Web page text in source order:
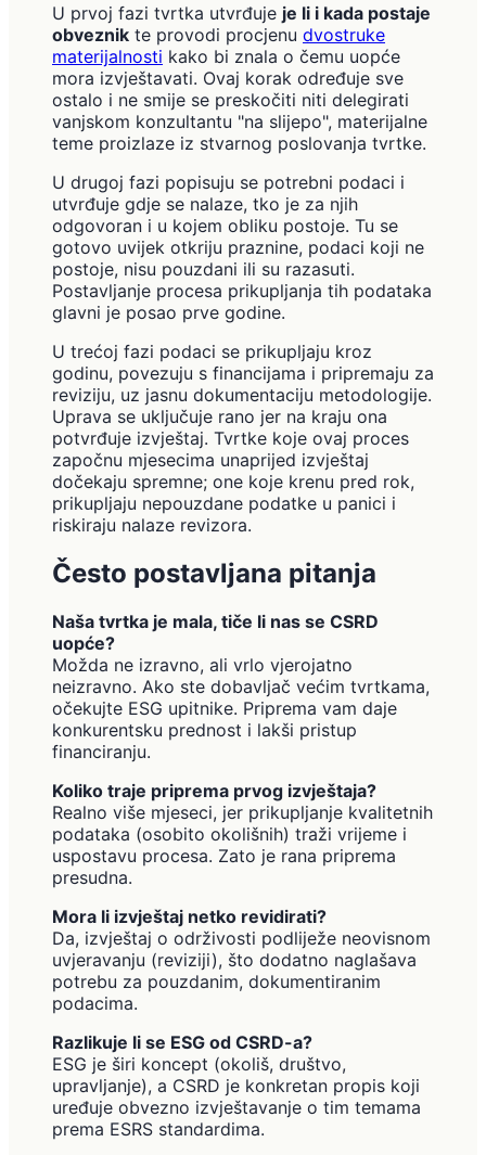
U prvoj fazi tvrtka utvrđuje je li i kada postaje
obveznik te provodi procjenu dvostruke
materijalnosti kako bi znala o čemu uopće
mora izvještavati. Ovaj korak određuje sve
ostalo i ne smije se preskočiti niti delegirati
vanjskom konzultantu "na slijepo", materijalne
teme proizlaze iz stvarnog poslovanja tvrtke.
U drugoj fazi popisuju se potrebni podaci i
utvrđuje gdje se nalaze, tko je za njih
odgovoran i u kojem obliku postoje. Tu se
gotovo uvijek otkriju praznine, podaci koji ne
postoje, nisu pouzdani ili su razasuti.
Postavljanje procesa prikupljanja tih podataka
glavni je posao prve godine.
U trećoj fazi podaci se prikupljaju kroz
godinu, povezuju s financijama i pripremaju za
reviziju, uz jasnu dokumentaciju metodologije.
Uprava se uključuje rano jer na kraju ona
potvrđuje izvještaj. Tvrtke koje ovaj proces
započnu mjesecima unaprijed izvještaj
dočekaju spremne; one koje krenu pred rok,
prikupljaju nepouzdane podatke u panici i
riskiraju nalaze revizora.
Često postavljana pitanja
Naša tvrtka je mala, tiče li nas se CSRD
uopće?
Možda ne izravno, ali vrlo vjerojatno
neizravno. Ako ste dobavljač većim tvrtkama,
očekujte ESG upitnike. Priprema vam daje
konkurentsku prednost i lakši pristup
financiranju.
Koliko traje priprema prvog izvještaja?
Realno više mjeseci, jer prikupljanje kvalitetnih
podataka (osobito okolišnih) traži vrijeme i
uspostavu procesa. Zato je rana priprema
presudna.
Mora li izvještaj netko revidirati?
Da, izvještaj o održivosti podliježe neovisnom
uvjeravanju (reviziji), što dodatno naglašava
potrebu za pouzdanim, dokumentiranim
podacima.
Razlikuje li se ESG od CSRD-a?
ESG je širi koncept (okoliš, društvo,
upravljanje), a CSRD je konkretan propis koji
uređuje obvezno izvještavanje o tim temama
prema ESRS standardima.